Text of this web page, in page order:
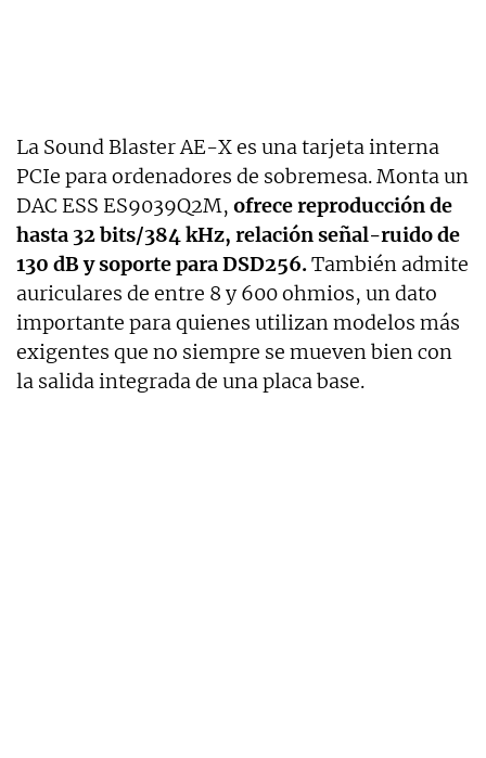
La Sound Blaster AE-X es una tarjeta interna
PCIe para ordenadores de sobremesa. Monta un
DAC ESS ES9039Q2M, ofrece reproducción de
hasta 32 bits/384 kHz, relación señal-ruido de
130 dB y soporte para DSD256.También admite
auriculares de entre 8 y 600 ohmios, un dato
importante para quienes utilizan modelos más
exigentes que no siempre se mueven bien con
la salida integrada de una placa base.